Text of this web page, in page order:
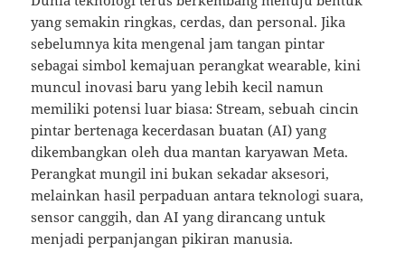
yang semakin ringkas, cerdas, dan personal. Jika
sebelumnya kita mengenal jam tangan pintar
sebagai simbol kemajuan perangkat wearable, kini
muncul inovasi baru yang lebih kecil namun
memiliki potensi luar biasa: Stream, sebuah cincin
pintar bertenaga kecerdasan buatan (AI) yang
dikembangkan oleh dua mantan karyawan Meta.
Perangkat mungil ini bukan sekadar aksesori,
melainkan hasil perpaduan antara teknologi suara,
sensor canggih, dan AI yang dirancang untuk
menjadi perpanjangan pikiran manusia.